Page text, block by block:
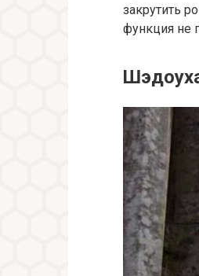
закрутить
функция не